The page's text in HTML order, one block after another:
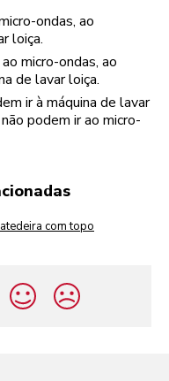
ondas, ao
loiça.
micro-ondas, ao
de lavar loiça.
ir à máquina de lavar
podem ir ao micro-
com topo